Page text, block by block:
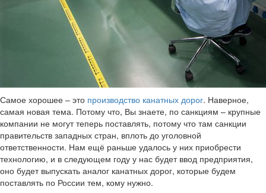
Самое хорошее – это производство канатных дорог. Наверное,
самая новая тема. Потому что, Вы знаете, по санкциям – крупные
компании не могут теперь поставлять, потому что там санкции
правительств западных стран, вплоть до уголовной
ответственности. Нам ещё раньше удалось у них приобрести
технологию, и в следующем году у нас будет ввод предприятия,
оно будет выпускать аналог канатных дорог, которые будем
поставлять по России тем, кому нужно.